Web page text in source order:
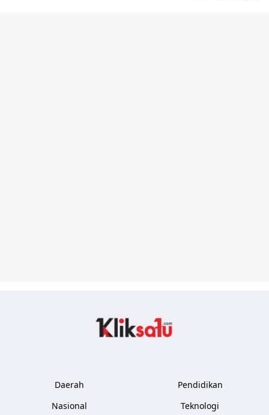
Daerah
Nasional
Pendidikan
Teknologi